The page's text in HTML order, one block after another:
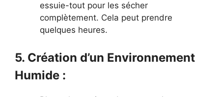
essuie-tout pour les sécher
complètement. Cela peut prendre
quelques heures.
5. Création d’un Environnement
Humide :